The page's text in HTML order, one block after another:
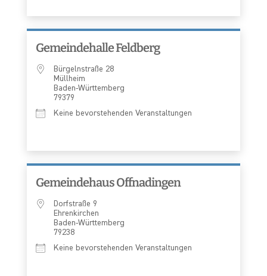
Gemeindehalle Feldberg
Bürgelnstraße 28
Müllheim
Baden-Württemberg
79379
Keine bevorstehenden Veranstaltungen
Gemeindehaus Offnadingen
Dorfstraße 9
Ehrenkirchen
Baden-Württemberg
79238
Keine bevorstehenden Veranstaltungen